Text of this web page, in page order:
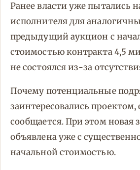
Ранее власти уже пытались
исполнителя для
предыдущий аукцион с
стоимостью контракта 4,5
не состоялся из-за
Почему потенциальные
заинтересовались
сообщается. При этом новая
объявлена уже с
начальной стоимостью.